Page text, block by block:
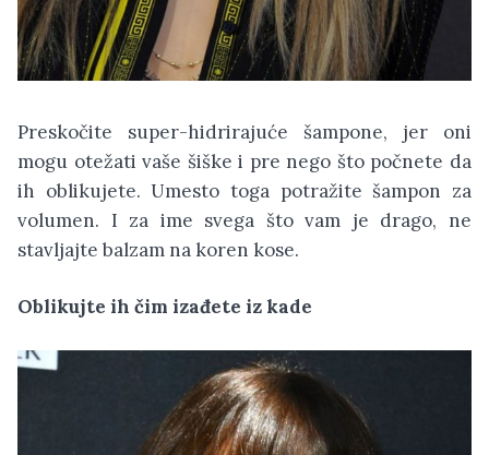
Preskočite super-hidrirajuće šampone, jer oni
mogu otežati vaše šiške i pre nego što počnete da
ih oblikujete. Umesto toga potražite šampon za
volumen. I za ime svega što vam je drago, ne
stavljajte balzam na koren kose.
Oblikujte ih čim izađete iz kade